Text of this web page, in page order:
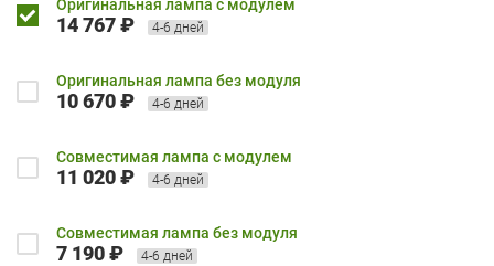
Оригинальная лампа с модулем
14 767 ₽ 4-6 дней
Оригинальная лампа без модуля
10 670 ₽ 4-6 дней
Совместимая лампа с модулем
11 020 ₽ 4-6 дней
Совместимая лампа без модуля
7 190 ₽ 4-6 дней